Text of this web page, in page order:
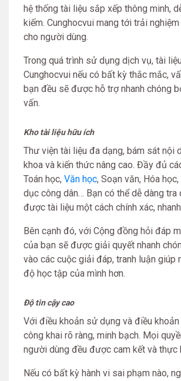
hệ thống tài liệu sắp xếp thông minh,
kiếm. Cunghocvui mang tới trải
cho người dùng.
Trong quá trình sử dụng dịch vụ, tài
Cunghocvui nếu có bất kỳ thắc mắc,
bạn đều sẽ được hỗ trợ nhanh chóng
vấn.
Kho tài liệu hữu ích
Thư viện tài liệu đa dạng, bám sát nội
khoa và kiến thức nâng cao. Đầy đủ
Toán học, Văn học, Soạn văn, Hóa
dục công dân… Bạn có thể dễ dàng tra
được tài liệu một cách chính xác,
Bên cạnh đó, với Cộng đồng hỏi đáp
của bạn sẽ được giải quyết nhanh
vào các cuộc giải đáp, tranh luận giúp
độ học tập của mình hơn.
Độ tin cậy cao
Với điều khoản sử dụng và điều
công khai rõ ràng, minh bạch. Mọi
người dùng đều được cam kết và thực
Nếu có bất kỳ hành vi sai phạm nào,